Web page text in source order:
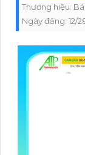
Thương hiệu:
Ngày đăng: 12/